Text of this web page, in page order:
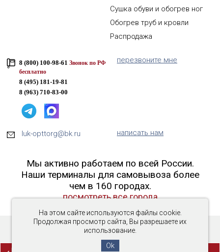
На этом сайте используются файлы cookie.
Продолжая просмотр сайта, Вы разрешаете их
использование.
Ok
Сушка обуви и обогрев ног
Обогрев труб и кровли
Распродажа
8 (800) 100-98-61 Звонок по РФ
бесплатно
8 (495) 181-19-81
8 (963) 710-83-00
перезвоните мне
luk-opttorg@bk.ru написать нам
Мы активно работаем по всей России.
Наши терминалы для самовывоза более
чем в 160 городах.
посмотреть все города
Copyright © 2016-2026 «Люк-ОптТорг»